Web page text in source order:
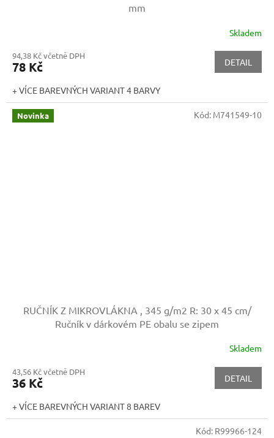
mm
Skladem
94,38 Kč včetně DPH
78 Kč DETAIL
+ VÍCE BAREVNÝCH VARIANT 4 BARVY
Novinka
RUČNÍK Z MIKROVLÁKNA , 345 g/m2 R: 30 x 45 cm/
Ručník v dárkovém PE obalu se zipem
Skladem
43,56 Kč včetně DPH
36 Kč DETAIL
+ VÍCE BAREVNÝCH VARIANT 8 BAREV
Kód: M741549-10
Kód: R99966-124